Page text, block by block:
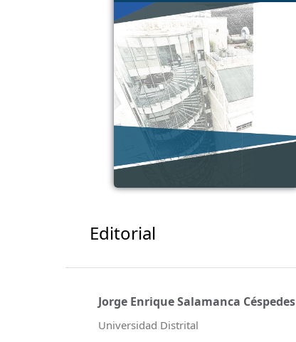
Editorial
Jorge Enrique Salamanca Céspedes
Universidad Distrital